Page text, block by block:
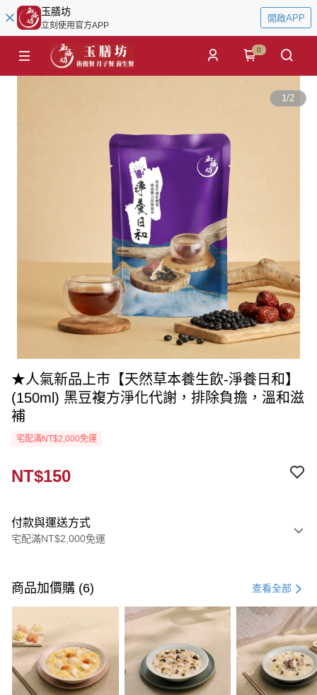
玉膳坊
立刻使用官方APP
開啟APP
0
1/2
★人氣新品上市【天然草本養生飲-淨養日和】
(150ml) 黑豆複方淨化代謝，排除負擔，溫和滋
補
宅配滿NT$2,000免運
NT$150
付款與運送方式
宅配滿NT$2,000免運
信用卡一次付款
3 期 0 利率 每期 NT$50 21家銀行
合作金庫商業銀行
第一商業銀行
華南商業銀行
彰化商業銀行
上海商業儲蓄銀行
台北富邦商業銀行
LINE Pay
街口支付
商品加價購 (6) 查看全部